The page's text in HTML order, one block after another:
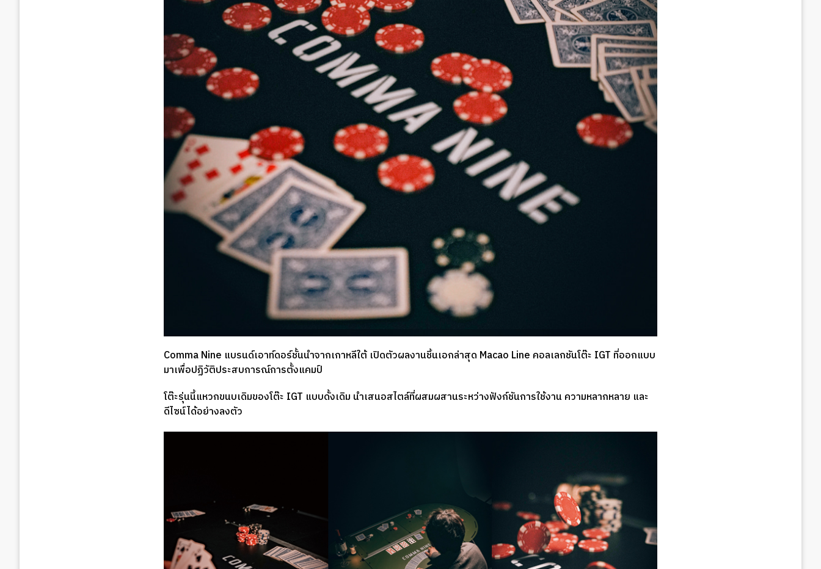
Comma Nine แบรนด์เอาท์ดอร์ชั้นนำจากเกาหลีใต้ เปิดตัวผลงานชิ้นเอกล่าสุด Macao Line คอลเลกชันโต๊ะ IGT ที่ออกแบบ
มาเพื่อปฏิวัติประสบการณ์การตั้งแคมป์
โต๊ะรุ่นนี้แหวกขนบเดิมของโต๊ะ IGT แบบดั้งเดิม นำเสนอสไตล์ที่ผสมผสานระหว่างฟังก์ชันการใช้งาน ความหลากหลาย และ
ดีไซน์ได้อย่างลงตัว